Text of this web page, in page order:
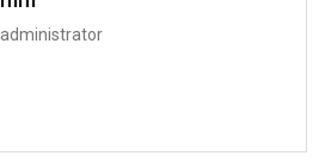
administrator